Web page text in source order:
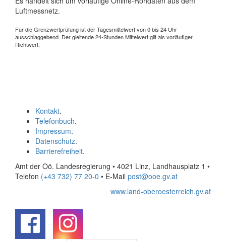
Luftmessnetz.
Für die Grenzwertprüfung ist der Tagesmittelwert von 0 bis 24 Uhr
ausschlaggebend. Der gleitende 24-Stunden Mittelwert gilt als vorläufiger
Richtwert.
Kontakt.
Telefonbuch.
Impressum.
Datenschutz.
Barrierefreiheit.
Amt der Oö. Landesregierung • 4021 Linz, Landhausplatz 1 •
Telefon (+43 732) 77 20-0 • E-Mail post@ooe.gv.at
www.land-oberoesterreich.gv.at